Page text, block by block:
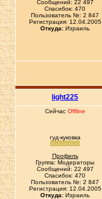
Сообщений: 22 497
Спасибок: 470
Пользователь №: 2 847
Регистрация: 12.04.2005
Откуда: Израиль
light225
Сейчас Offline
гуд-куковка
Профиль
Группа: Модераторы
Сообщений: 22 497
Спасибок: 470
Пользователь №: 2 847
Регистрация: 12.04.2005
Откуда: Израиль